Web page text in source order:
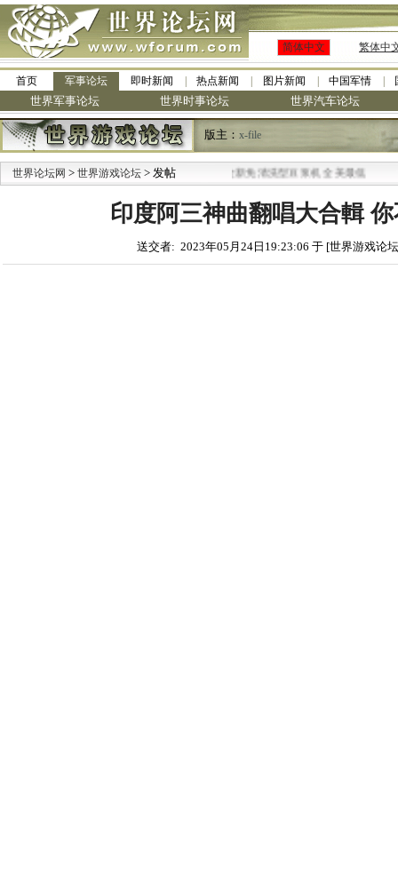
简体中文 繁体中
首页 军事论坛 即时新闻 热点新闻 图片新闻 中国军情
世界军事论坛 世界时事论坛 世界汽车论坛
版主： x-file
世界论坛网 > 世界游戏论坛 > 发帖 九阳全新免清洗型豆浆机 全美最低
印度阿三神曲翻唱大合輯
送交者: 2023年05月24日19:23:06 于 [世界游戏论